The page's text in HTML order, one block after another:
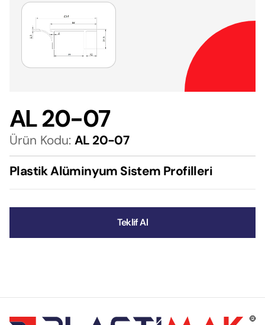
AL 20-07
Ürün Kodu: AL 20-07
Plastik Alüminyum Sistem Profilleri
Teklif Al